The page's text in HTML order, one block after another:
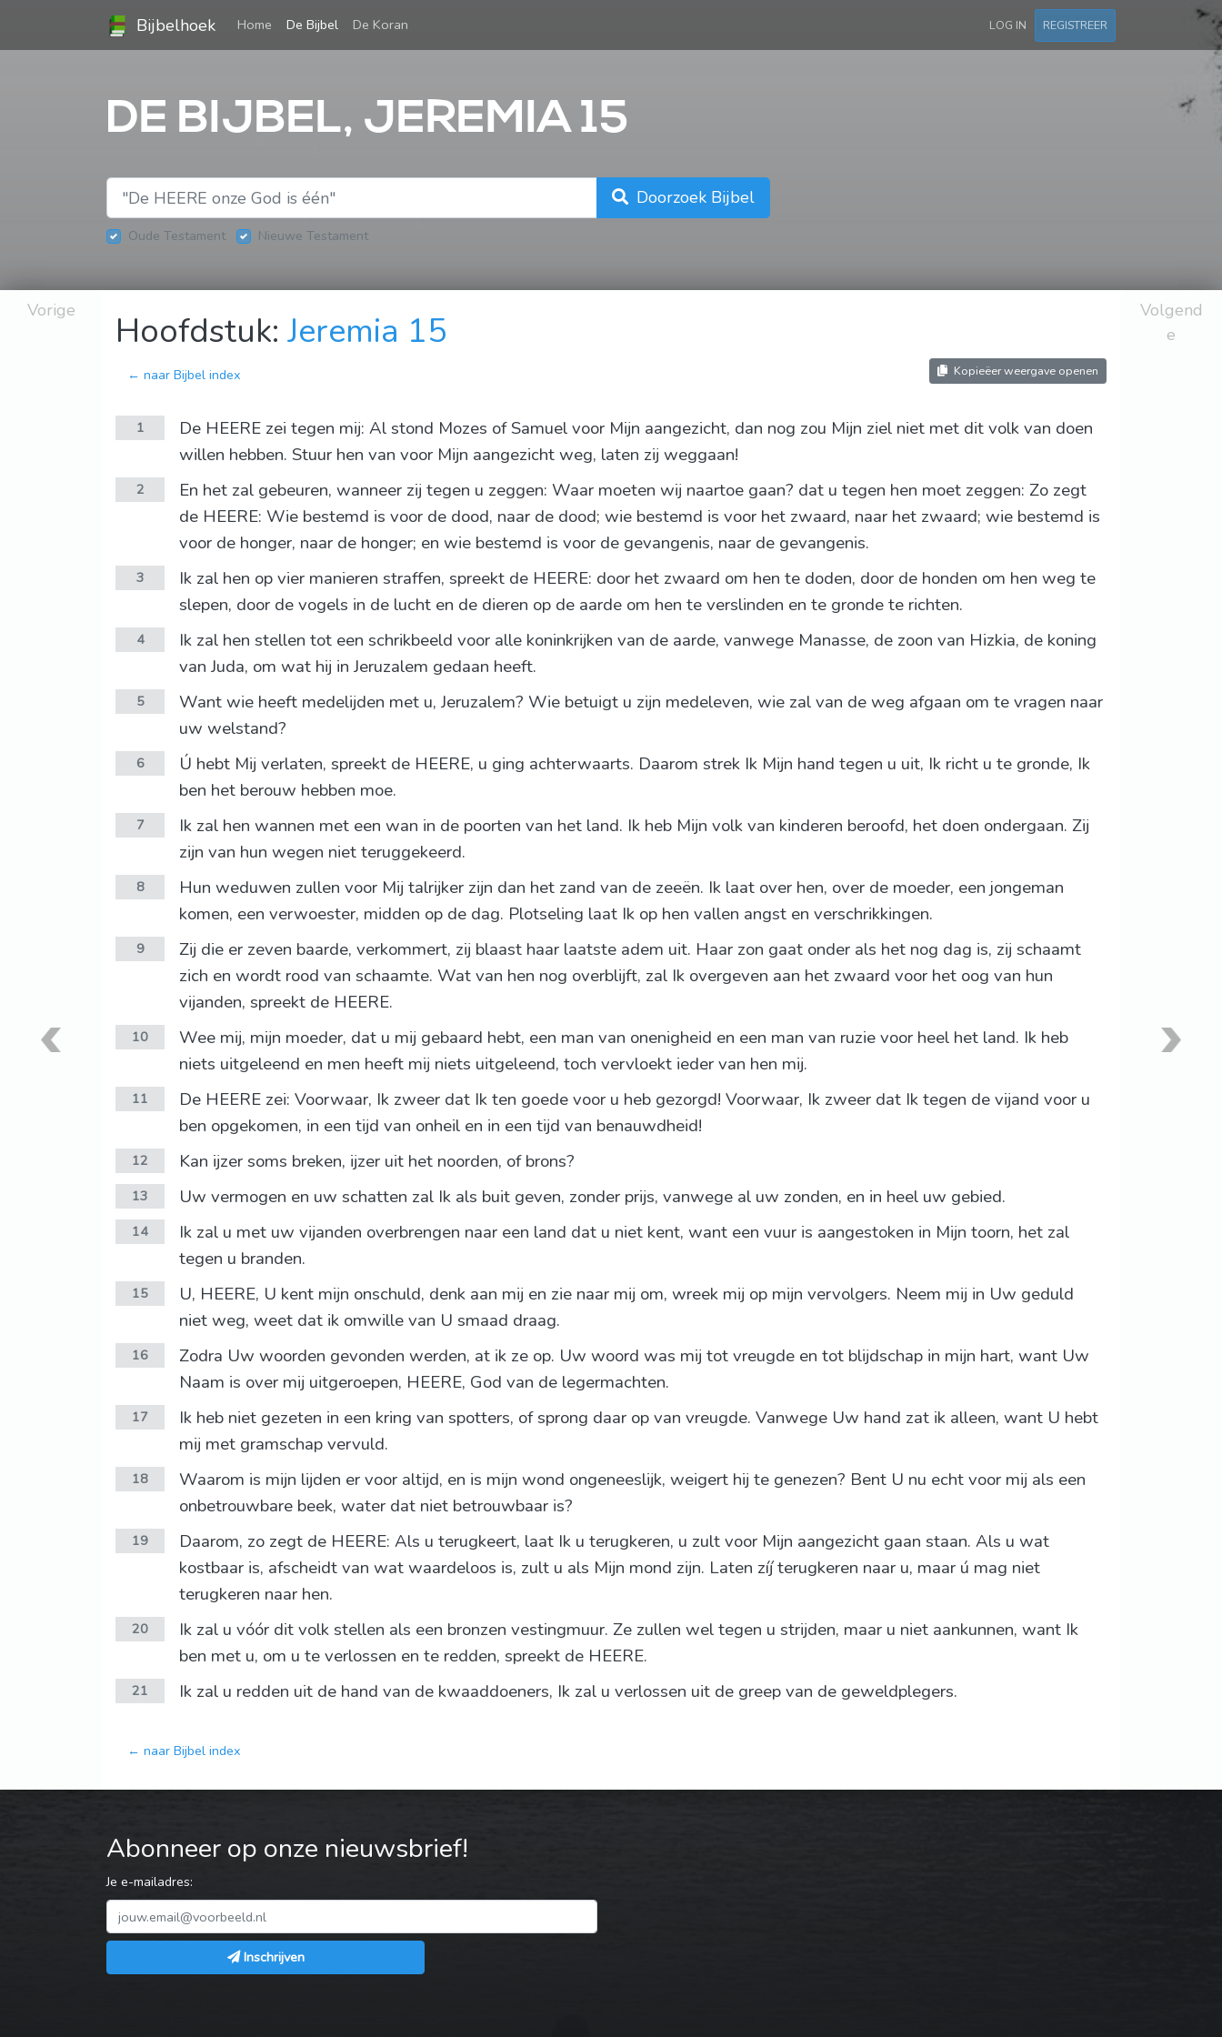
Bijbelhoek Home (current)
De Bijbel De Koran LOG IN REGISTREER
DE BIJBEL, JEREMIA 15
Doorzoek Bijbel
Oude Testament Nieuwe Testament
Vorige Hoofdstuk: Jeremia 15
← naar Bijbel index Kopieëer weergave openen
1
De HEERE zei tegen mij: Al stond Mozes of Samuel voor Mijn aangezicht, dan nog zou Mijn ziel niet met dit volk van doen
willen hebben. Stuur hen van voor Mijn aangezicht weg, laten zij weggaan!
2
En het zal gebeuren, wanneer zij tegen u zeggen: Waar moeten wij naartoe gaan? dat u tegen hen moet zeggen: Zo zegt
de HEERE: Wie bestemd is voor de dood, naar de dood; wie bestemd is voor het zwaard, naar het zwaard; wie bestemd is
voor de honger, naar de honger; en wie bestemd is voor de gevangenis, naar de gevangenis.
3
Ik zal hen op vier manieren straffen, spreekt de HEERE: door het zwaard om hen te doden, door de honden om hen weg te
slepen, door de vogels in de lucht en de dieren op de aarde om hen te verslinden en te gronde te richten.
4
Ik zal hen stellen tot een schrikbeeld voor alle koninkrijken van de aarde, vanwege Manasse, de zoon van Hizkia, de koning
van Juda, om wat hij in Jeruzalem gedaan heeft.
5
Want wie heeft medelijden met u, Jeruzalem? Wie betuigt u zijn medeleven, wie zal van de weg afgaan om te vragen naar
uw welstand?
6
Ú hebt Mij verlaten, spreekt de HEERE, u ging achterwaarts. Daarom strek Ik Mijn hand tegen u uit, Ik richt u te gronde, Ik
ben het berouw hebben moe.
7
Ik zal hen wannen met een wan in de poorten van het land. Ik heb Mijn volk van kinderen beroofd, het doen ondergaan. Zij
zijn van hun wegen niet teruggekeerd.
8
Hun weduwen zullen voor Mij talrijker zijn dan het zand van de zeeën. Ik laat over hen, over de moeder, een jongeman
komen, een verwoester, midden op de dag. Plotseling laat Ik op hen vallen angst en verschrikkingen.
9
Zij die er zeven baarde, verkommert, zij blaast haar laatste adem uit. Haar zon gaat onder als het nog dag is, zij schaamt
zich en wordt rood van schaamte. Wat van hen nog overblijft, zal Ik overgeven aan het zwaard voor het oog van hun
vijanden, spreekt de HEERE.
10
Wee mij, mijn moeder, dat u mij gebaard hebt, een man van onenigheid en een man van ruzie voor heel het land. Ik heb
niets uitgeleend en men heeft mij niets uitgeleend, toch vervloekt ieder van hen mij.
11
De HEERE zei: Voorwaar, Ik zweer dat Ik ten goede voor u heb gezorgd! Voorwaar, Ik zweer dat Ik tegen de vijand voor u
ben opgekomen, in een tijd van onheil en in een tijd van benauwdheid!
12 Kan ijzer soms breken, ijzer uit het noorden, of brons?
13 Uw vermogen en uw schatten zal Ik als buit geven, zonder prijs, vanwege al uw zonden, en in heel uw gebied.
14
Ik zal u met uw vijanden overbrengen naar een land dat u niet kent, want een vuur is aangestoken in Mijn toorn, het zal
tegen u branden.
15
U, HEERE, U kent mijn onschuld, denk aan mij en zie naar mij om, wreek mij op mijn vervolgers. Neem mij in Uw geduld
niet weg, weet dat ik omwille van U smaad draag.
16
Zodra Uw woorden gevonden werden, at ik ze op. Uw woord was mij tot vreugde en tot blijdschap in mijn hart, want Uw
Naam is over mij uitgeroepen, HEERE, God van de legermachten.
17
Ik heb niet gezeten in een kring van spotters, of sprong daar op van vreugde. Vanwege Uw hand zat ik alleen, want U hebt
mij met gramschap vervuld.
18
Waarom is mijn lijden er voor altijd, en is mijn wond ongeneeslijk, weigert hij te genezen? Bent U nu echt voor mij als een
onbetrouwbare beek, water dat niet betrouwbaar is?
19
Daarom, zo zegt de HEERE: Als u terugkeert, laat Ik u terugkeren, u zult voor Mijn aangezicht gaan staan. Als u wat
kostbaar is, afscheidt van wat waardeloos is, zult u als Mijn mond zijn. Laten zíj terugkeren naar u, maar ú mag niet
terugkeren naar hen.
20
Ik zal u vóór dit volk stellen als een bronzen vestingmuur. Ze zullen wel tegen u strijden, maar u niet aankunnen, want Ik
ben met u, om u te verlossen en te redden, spreekt de HEERE.
21 Ik zal u redden uit de hand van de kwaaddoeners, Ik zal u verlossen uit de greep van de geweldplegers.
← naar Bijbel index
Volgend
e
Abonneer op onze nieuwsbrief!
Je e-mailadres:
Inschrijven